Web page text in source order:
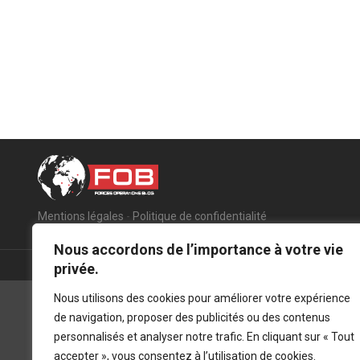
Nous accordons de l’importance à votre vie
privée.
Nous utilisons des cookies pour améliorer votre expérience
de navigation, proposer des publicités ou des contenus
personnalisés et analyser notre trafic. En cliquant sur « Tout
accepter », vous consentez à l’utilisation de cookies.
Mentions légales - Politique de confidentialité